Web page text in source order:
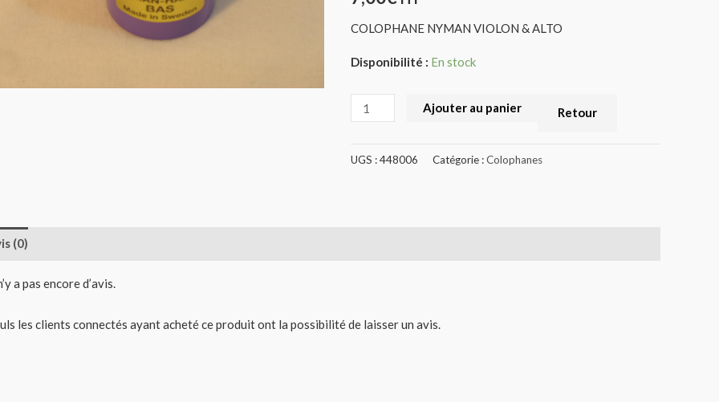
COLOPHANE NYMAN VIOLON & ALTO
Disponibilité : En stock
Ajouter au panier Retour
UGS :448006 Catégorie :Colophanes
(0)
a pas encore d’avis.
les clients connectés ayant acheté ce produit ont la possibilité de laisser un avis.